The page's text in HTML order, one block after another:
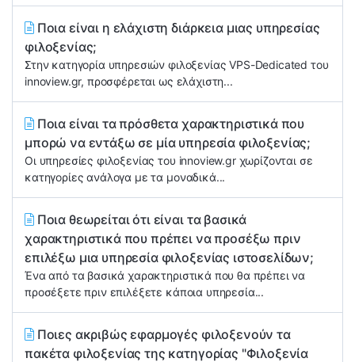
Ποια είναι η ελάχιστη διάρκεια μιας υπηρεσίας
φιλοξενίας;
Στην κατηγορία υπηρεσιών φιλοξενίας VPS-Dedicated του
innoview.gr, προσφέρεται ως ελάχιστη...
Ποια είναι τα πρόσθετα χαρακτηριστικά που
μπορώ να εντάξω σε μία υπηρεσία φιλοξενίας;
Οι υπηρεσίες φιλοξενίας του innoview.gr χωρίζονται σε
κατηγορίες ανάλογα με τα μοναδικά...
Ποια θεωρείται ότι είναι τα βασικά
χαρακτηριστικά που πρέπει να προσέξω πριν
επιλέξω μια υπηρεσία φιλοξενίας ιστοσελίδων;
Ένα από τα βασικά χαρακτηριστικά που θα πρέπει να
προσέξετε πριν επιλέξετε κάποια υπηρεσία...
Ποιες ακριβώς εφαρμογές φιλοξενούν τα
πακέτα φιλοξενίας της κατηγορίας "Φιλοξενία